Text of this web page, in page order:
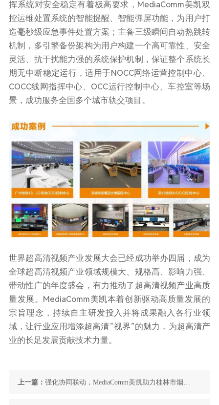
挥系统对安全稳定有着极高要求，MediaComm美凯双
控运维处置系统的智能提醒、智能弹屏功能，为用户打
造毫秒级应急事件处置方案；主备三级瞬间自动热跳转
机制，多引擎备份架构为用户构建一个高可靠性、安全
灵活、抗干扰能力强的系统保护机制，保证整个系统长
期无中断稳定运行，适用于NOCC网络运营控制中心、
COCC线网指挥中心、OCC运行控制中心、车控室等场
景，成功服务全国多个城市轨交项目。
世界超高清视频产业发展大会已经成功举办四届，成为
全球超高清视频产业领域规模大、规格高、影响力强、
带动性广的年度盛会，有力推动了超高清视频产业高质
量发展。MediaComm美凯本着创新驱动高质量发展的
宗旨理念，持续自主研发投入并将成果融入各行业领
域，让行业应用增添超高清“视界”的魅力，为超高清产
业的长足发展贡献技术力量。
上一篇： 强化协同联动，MediaComm美凯助力桂林市烟草